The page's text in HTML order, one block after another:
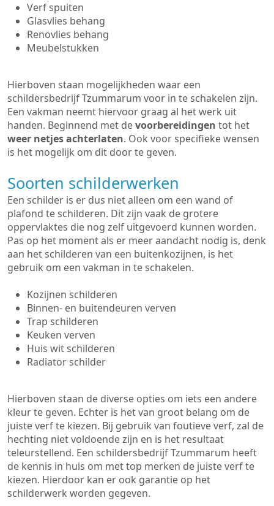
Verf spuiten
Glasvlies behang
Renovlies behang
Meubelstukken
Hierboven staan mogelijkheden waar een
schildersbedrijf Tzummarum voor in te schakelen zijn.
Een vakman neemt hiervoor graag al het werk uit
handen. Beginnend met devoorbereidingen tot het
weer netjes achterlaten. Ook voor specifieke wensen
is het mogelijk om dit door te geven.
Soorten schilderwerken
Een schilder is er dus niet alleen om een wand of
plafond te schilderen. Dit zijn vaak de grotere
oppervlaktes die nog zelf uitgevoerd kunnen worden.
Pas op het moment als er meer aandacht nodig is, denk
aan het schilderen van een buitenkozijnen, is het
gebruik om een vakman in te schakelen.
Kozijnen schilderen
Binnen- en buitendeuren verven
Trap schilderen
Keuken verven
Huis wit schilderen
Radiator schilder
Hierboven staan de diverse opties om iets een andere
kleur te geven. Echter is het van groot belang om de
juiste verf te kiezen. Bij gebruik van foutieve verf, zal de
hechting niet voldoende zijn en is het resultaat
teleurstellend. Een schildersbedrijf Tzummarum heeft
de kennis in huis om met top merken de juiste verf te
kiezen. Hierdoor kan er ook garantie op het
schilderwerk worden gegeven.